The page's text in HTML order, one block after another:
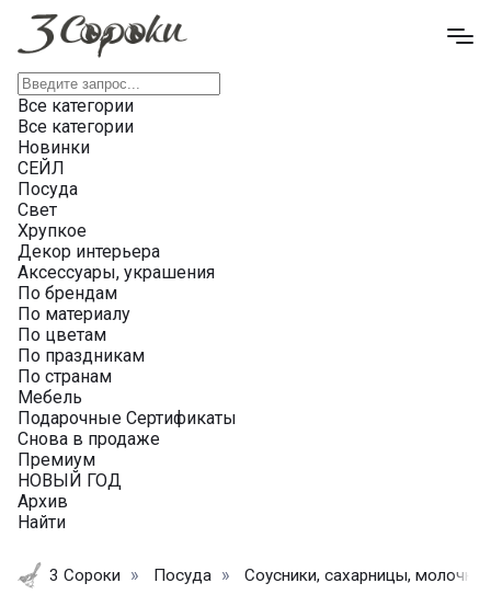
Все категории
Все категории
Новинки
СЕЙЛ
Посуда
Свет
Хрупкое
Декор интерьера
Аксессуары, украшения
По брендам
По материалу
По цветам
По праздникам
По странам
Мебель
Подарочные Сертификаты
Снова в продаже
Премиум
НОВЫЙ ГОД
Архив
Найти
3 Сороки Посуда Соусники, сахарницы,